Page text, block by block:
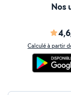
Nos
Calculé à partir